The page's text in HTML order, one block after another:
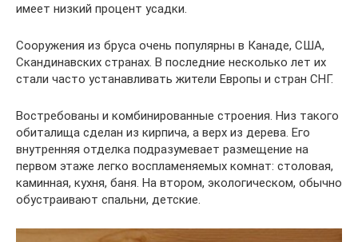
имеет низкий процент усадки.
Сооружения из бруса очень популярны в Канаде, США,
Скандинавских странах. В последние несколько лет их
стали часто устанавливать жители Европы и стран СНГ.
Востребованы и комбинированные строения. Низ такого
обиталища сделан из кирпича, а верх из дерева. Его
внутренняя отделка подразумевает размещение на
первом этаже легко воспламеняемых комнат: столовая,
каминная, кухня, баня. На втором, экологическом, обычно
обустраивают спальни, детские.